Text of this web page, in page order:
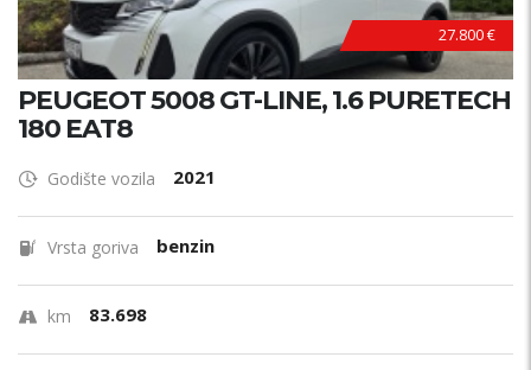
27.800 €
PEUGEOT 5008 GT-LINE, 1.6 PURETECH
180 EAT8
Godište vozila 2021
Vrsta goriva benzin
km 83.698